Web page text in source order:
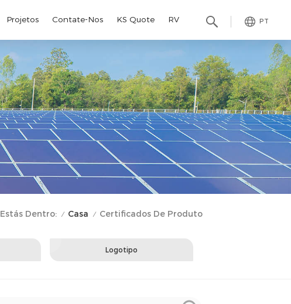
PT
Projetos Contate-Nos KS Quote RV
Estás Dentro: / Casa / Certificados De Produto
Logotipo